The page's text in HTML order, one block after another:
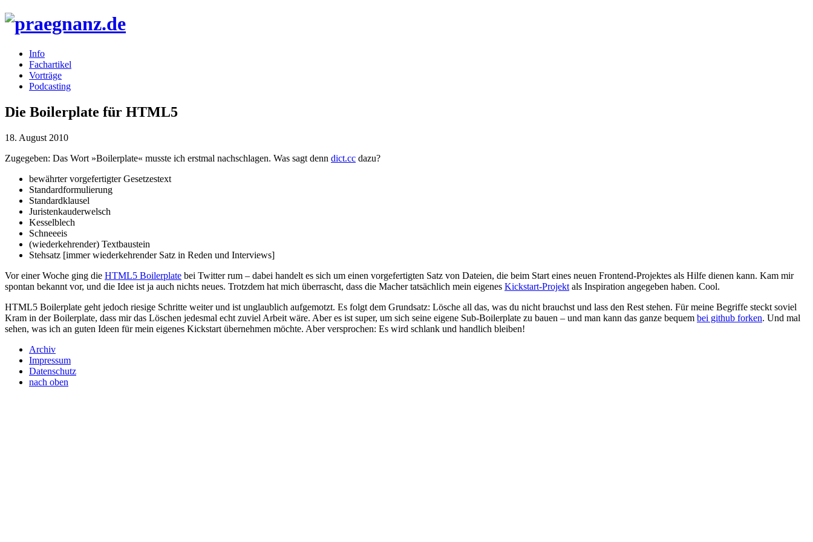
Info
Fachartikel
Vorträge
Podcasting
Die Boilerplate für HTML5
18. August 2010
Zugegeben: Das Wort »Boilerplate« musste ich erstmal nachschlagen. Was sagt denn dict.cc dazu?
bewährter vorgefertigter Gesetzestext
Standardformulierung
Standardklausel
Juristenkauderwelsch
Kesselblech
Schneeeis
(wiederkehrender) Textbaustein
Stehsatz [immer wiederkehrender Satz in Reden und Interviews]
Vor einer Woche ging die HTML5 Boilerplate bei Twitter rum – dabei handelt es sich um einen vorgefertigten Satz von Dateien, die beim Start eines neuen Frontend-Projektes als Hilfe dienen kann. Kam mir
spontan bekannt vor, und die Idee ist ja auch nichts neues. Trotzdem hat mich überrascht, dass die Macher tatsächlich mein eigenes Kickstart-Projekt als Inspiration angegeben haben. Cool.
HTML5 Boilerplate geht jedoch riesige Schritte weiter und ist unglaublich aufgemotzt. Es folgt dem Grundsatz: Lösche all das, was du nicht brauchst und lass den Rest stehen. Für meine Begriffe steckt soviel
Kram in der Boilerplate, dass mir das Löschen jedesmal echt zuviel Arbeit wäre. Aber es ist super, um sich seine eigene Sub-Boilerplate zu bauen – und man kann das ganze bequem bei github forken. Und mal
sehen, was ich an guten Ideen für mein eigenes Kickstart übernehmen möchte. Aber versprochen: Es wird schlank und handlich bleiben!
Archiv
Impressum
Datenschutz
nach oben